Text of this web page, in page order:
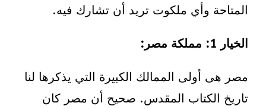
المتاحة وأي ملكوت تريد أن تشارك فيه.
الخيار 1 : مملكة مصر:
مصر هى أولى الممالك الكبيرة التي يذكرها لنا
تاريخ الكتاب المقدس. صحيح أن مصر كان